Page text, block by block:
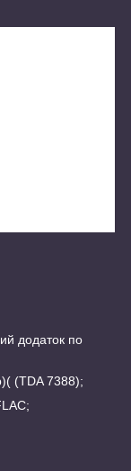
додаток по
(TDA 7388);